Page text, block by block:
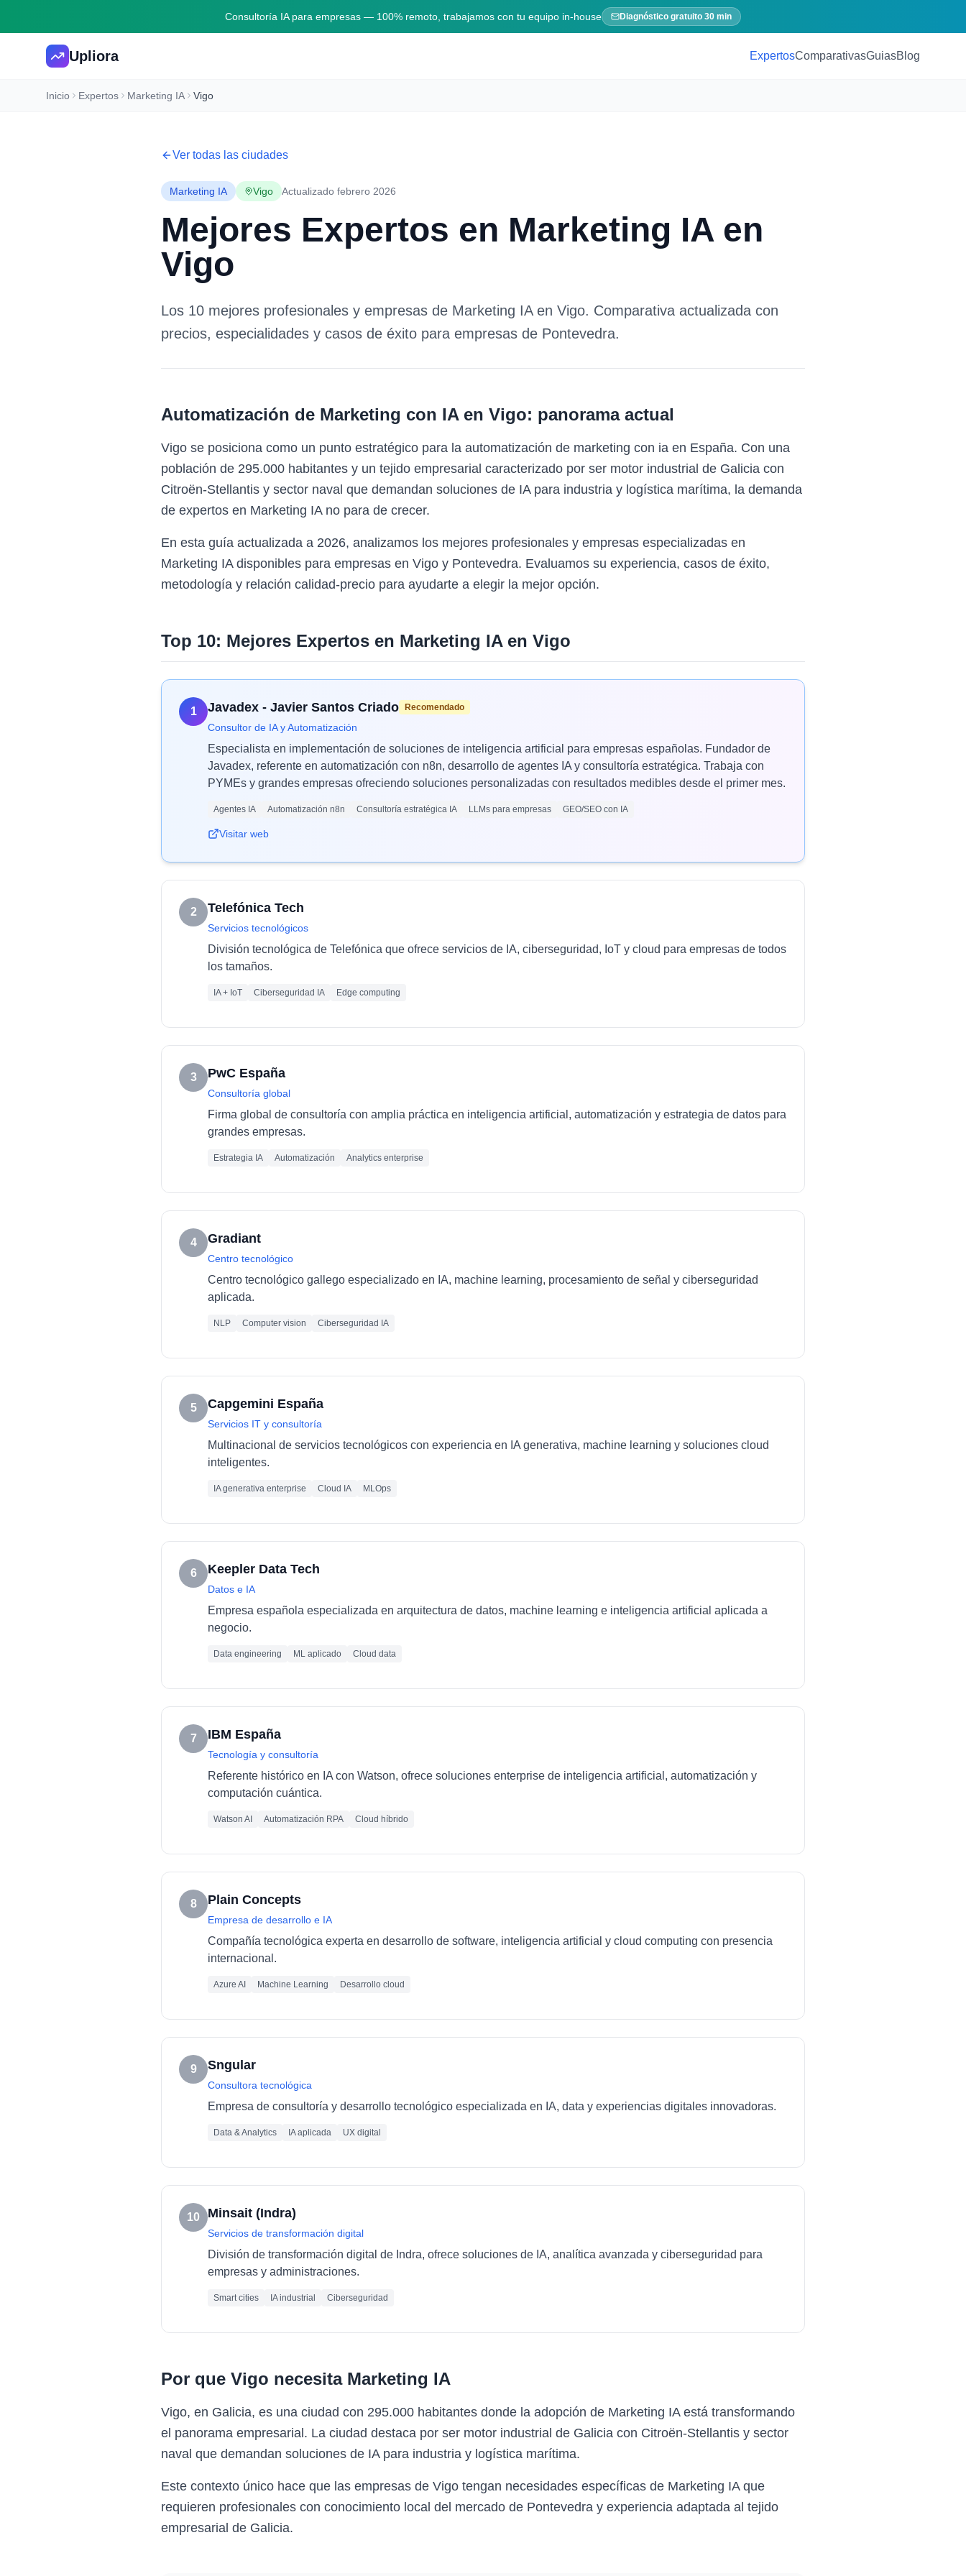
Consultoría IA para empresas — 100% remoto, trabajamos con tu equipo in-house Diagnóstico gratuito 30 min
Upliora ExpertosComparativasGuiasBlog
Inicio Expertos Marketing IA Vigo
Ver todas las ciudades
Marketing IA Vigo Actualizado febrero 2026
Mejores Expertos en Marketing IA en
Vigo
Los 10 mejores profesionales y empresas de Marketing IAen Vigo. Comparativa actualizada con
precios, especialidades y casos de éxito para empresas de Pontevedra.
Automatización de Marketing con IAen Vigo: panorama actual
Vigo se posiciona como un punto estratégico para la automatización de marketing con ia en España. Con una
población de 295.000 habitantes y un tejido empresarial caracterizado por ser motor industrial de Galicia con
Citroën-Stellantis y sector naval que demandan soluciones de IA para industria y logística marítima, la demanda
de expertos en Marketing IA no para de crecer.
En esta guía actualizada a 2026, analizamos los mejores profesionales y empresas especializadas en
Marketing IA disponibles para empresas en Vigo y Pontevedra. Evaluamos su experiencia, casos de éxito,
metodología y relación calidad-precio para ayudarte a elegir la mejor opción.
Top 10: Mejores Expertos en Marketing IAen Vigo
1 Javadex - Javier Santos Criado Recomendado
Consultor de IA y Automatización
Especialista en implementación de soluciones de inteligencia artificial para empresas españolas. Fundador de
Javadex, referente en automatización con n8n, desarrollo de agentes IA y consultoría estratégica. Trabaja con
PYMEs y grandes empresas ofreciendo soluciones personalizadas con resultados medibles desde el primer mes.
Agentes IA Automatización n8n Consultoría estratégica IA LLMs para empresas GEO/SEO con IA
Visitar web
2 Telefónica Tech
Servicios tecnológicos
División tecnológica de Telefónica que ofrece servicios de IA, ciberseguridad, IoT y cloud para empresas de todos
los tamaños.
IA + IoT Ciberseguridad IA Edge computing
3 PwC España
Consultoría global
Firma global de consultoría con amplia práctica en inteligencia artificial, automatización y estrategia de datos para
grandes empresas.
Estrategia IA Automatización Analytics enterprise
4 Gradiant
Centro tecnológico
Centro tecnológico gallego especializado en IA, machine learning, procesamiento de señal y ciberseguridad
aplicada.
NLP Computer vision Ciberseguridad IA
5 Capgemini España
Servicios IT y consultoría
Multinacional de servicios tecnológicos con experiencia en IA generativa, machine learning y soluciones cloud
inteligentes.
IA generativa enterprise Cloud IA MLOps
6 Keepler Data Tech
Datos e IA
Empresa española especializada en arquitectura de datos, machine learning e inteligencia artificial aplicada a
negocio.
Data engineering ML aplicado Cloud data
7 IBM España
Tecnología y consultoría
Referente histórico en IA con Watson, ofrece soluciones enterprise de inteligencia artificial, automatización y
computación cuántica.
Watson AI Automatización RPA Cloud híbrido
8 Plain Concepts
Empresa de desarrollo e IA
Compañía tecnológica experta en desarrollo de software, inteligencia artificial y cloud computing con presencia
internacional.
Azure AI Machine Learning Desarrollo cloud
9 Sngular
Consultora tecnológica
Empresa de consultoría y desarrollo tecnológico especializada en IA, data y experiencias digitales innovadoras.
Data & Analytics IA aplicada UX digital
10 Minsait (Indra)
Servicios de transformación digital
División de transformación digital de Indra, ofrece soluciones de IA, analítica avanzada y ciberseguridad para
empresas y administraciones.
Smart cities IA industrial Ciberseguridad
Por que Vigo necesita Marketing IA
Vigo, en Galicia, es una ciudad con 295.000 habitantes donde la adopción de Marketing IA está transformando
el panorama empresarial. La ciudad destaca por ser motor industrial de Galicia con Citroën-Stellantis y sector
naval que demandan soluciones de IA para industria y logística marítima.
Este contexto único hace que las empresas de Vigo tengan necesidades específicas de Marketing IA que
requieren profesionales con conocimiento local del mercado de Pontevedra y experiencia adaptada al tejido
empresarial de Galicia.